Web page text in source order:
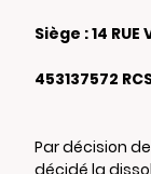
Siège : 14 RUE
453137572
Par décision de
décidé la